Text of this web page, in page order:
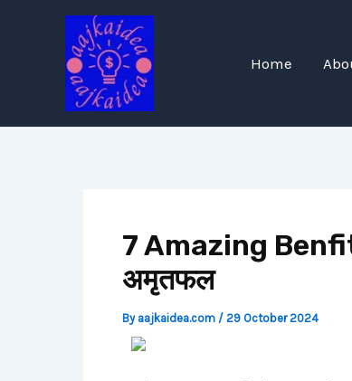
Home
7 Amazing
अमृतफल
By aajkaidea.com / 29 October 2024
Post
navigation